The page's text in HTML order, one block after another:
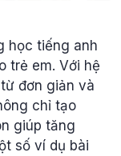
học tiếng anh
trẻ em. Với hệ
đơn giản và
chỉ tạo
giúp tăng
số ví dụ bài